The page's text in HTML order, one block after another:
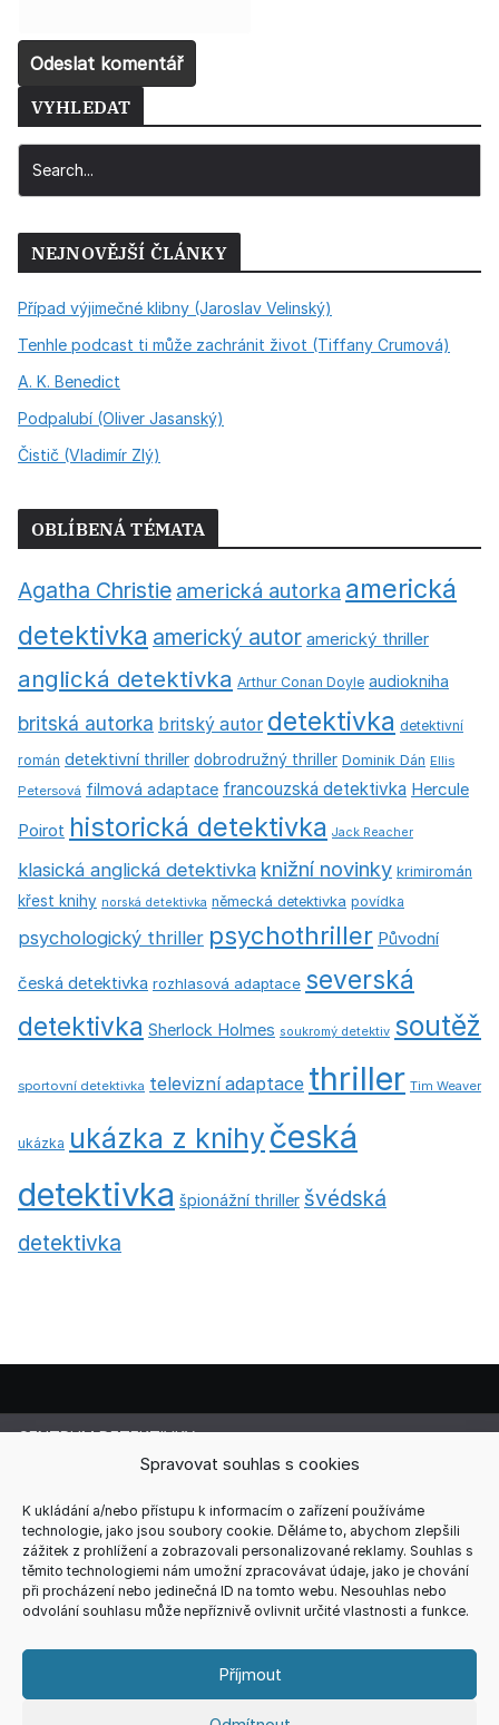
Spravovat souhlas s cookies
K ukládání a/nebo přístupu k informacím o zařízení používáme
technologie, jako jsou soubory cookie. Děláme to, abychom zlepšili
zážitek z prohlížení a zobrazovali personalizované reklamy. Souhlas s
těmito technologiemi nám umožní zpracovávat údaje, jako je chování
při procházení nebo jedinečná ID na tomto webu. Nesouhlas nebo
odvolání souhlasu může nepříznivě ovlivnit určité vlastnosti a funkce.
Příjmout
VYHLEDAT
NEJNOVĚJŠÍ ČLÁNKY
Případ výjimečné klibny (Jaroslav Velinský)
Tenhle podcast ti může zachránit život (Tiffany Crumová)
A. K. Benedict
Podpalubí (Oliver Jasanský)
Čistič (Vladimír Zlý)
OBLÍBENÁ TÉMATA
Agatha Christie americká autorka americká
detektivka americký autor americký thriller
anglická detektivka Arthur Conan Doyle audiokniha
britská autorka britský autor detektivka detektivní
román detektivní thriller dobrodružný thriller Dominik Dán Ellis
Petersová filmová adaptace francouzská detektivka Hercule
Poirot historická detektivka Jack Reacher
klasická anglická detektivka knižní novinky krimiromán
křest knihy norská detektivka německá detektivka povídka
psychologický thriller psychothriller Původní
česká detektivka rozhlasová adaptace severská
detektivka Sherlock Holmes soukromý detektiv soutěž
sportovní detektivka televizní adaptace thriller Tim Weaver
ukázka ukázka z knihy česká
detektivka špionážní thriller švédská
detektivka
CENTRUM DETEKTIVKY
Lucie Cermanová
Telefon: +420 607 856 085
E-mail: redakce@centrum-detektivky.cz
Jakékoliv přebírání obsahu povoleno pouze s písemným
souhlasem redakce.
ZÁSADY ZPRACOVÁNÍ OSOBNÍCH ÚDAJŮ